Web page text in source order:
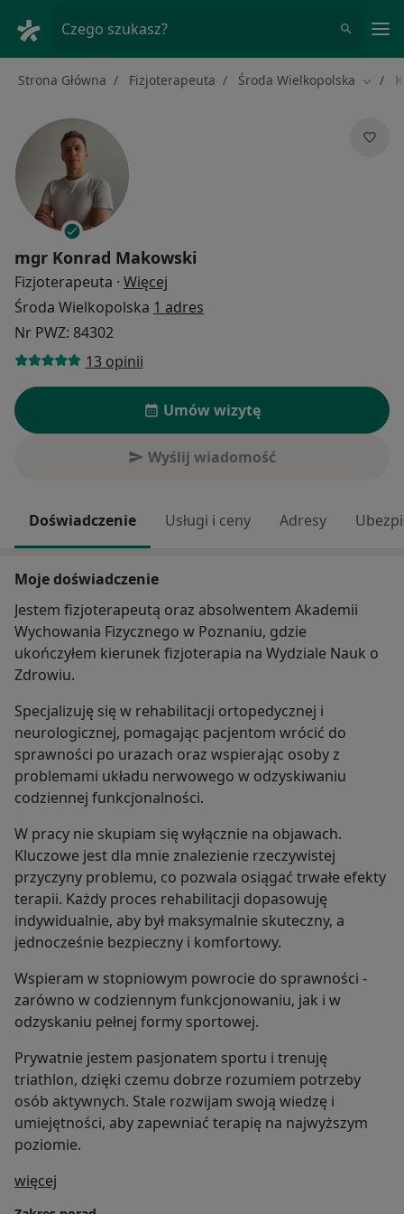
Czego szukasz?
Strona Główna Fizjoterapeuta Środa Wielkopolska Zmień
mgr Konrad Makowski
Fizjoterapeuta · Więcej
Środa Wielkopolska 1 adres
Nr PWZ: 84302
13 opinii
Umów wizytę
Wyślij wiadomość
Doświadczenie Usługi i ceny Adresy
Moje doświadczenie
Jestem fizjoterapeutą oraz absolwentem Akademii
Wychowania Fizycznego w Poznaniu, gdzie
ukończyłem kierunek fizjoterapia na Wydziale Nauk o
Zdrowiu.
Specjalizuję się w rehabilitacji ortopedycznej i
neurologicznej, pomagając pacjentom wrócić do
sprawności po urazach oraz wspierając osoby z
problemami układu nerwowego w odzyskiwaniu
codziennej funkcjonalności.
W pracy nie skupiam się wyłącznie na objawach.
Kluczowe jest dla mnie znalezienie rzeczywistej
przyczyny problemu, co pozwala osiągać trwałe efekty
terapii. Każdy proces rehabilitacji dopasowuję
indywidualnie, aby był maksymalnie skuteczny, a
jednocześnie bezpieczny i komfortowy.
Wspieram w stopniowym powrocie do sprawności -
zarówno w codziennym funkcjonowaniu, jak i w
odzyskaniu pełnej formy sportowej.
Prywatnie jestem pasjonatem sportu i trenuję
triathlon, dzięki czemu dobrze rozumiem potrzeby
osób aktywnych. Stale rozwijam swoją wiedzę i
umiejętności, aby zapewniać terapię na najwyższym
poziomie.
więcej